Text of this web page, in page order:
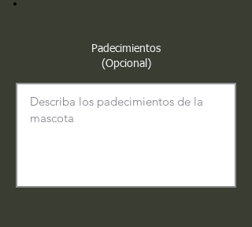
Padecimientos
(Opcional)